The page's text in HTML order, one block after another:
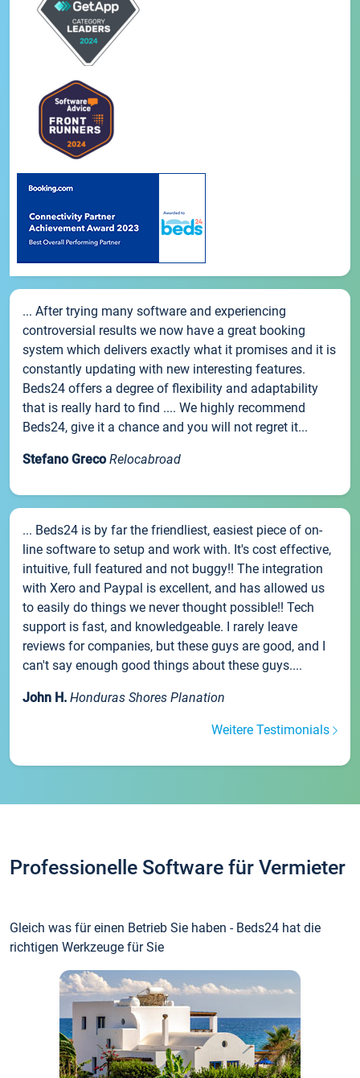
... After trying many software and experiencing
controversial results we now have a great booking
system which delivers exactly what it promises and it is
constantly updating with new interesting features.
Beds24 offers a degree of flexibility and adaptability
that is really hard to find .... We highly recommend
Beds24, give it a chance and you will not regret it...
Stefano Greco Relocabroad
... Beds24 is by far the friendliest, easiest piece of on-
line software to setup and work with. It's cost effective,
intuitive, full featured and not buggy!! The integration
with Xero and Paypal is excellent, and has allowed us
to easily do things we never thought possible!! Tech
support is fast, and knowledgeable. I rarely leave
reviews for companies, but these guys are good, and I
can't say enough good things about these guys....
John H. Honduras Shores Planation
Weitere Testimonials
Professionelle Software für Vermieter
Gleich was für einen Betrieb Sie haben - Beds24 hat die
richtigen Werkzeuge für Sie